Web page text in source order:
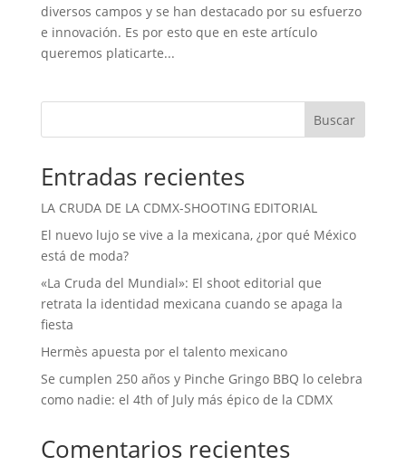
diversos campos y se han destacado por su esfuerzo
e innovación. Es por esto que en este artículo
queremos platicarte...
Buscar
Entradas recientes
LA CRUDA DE LA CDMX-SHOOTING EDITORIAL
El nuevo lujo se vive a la mexicana, ¿por qué México
está de moda?
«La Cruda del Mundial»: El shoot editorial que
retrata la identidad mexicana cuando se apaga la
fiesta
Hermès apuesta por el talento mexicano
Se cumplen 250 años y Pinche Gringo BBQ lo celebra
como nadie: el 4th of July más épico de la CDMX
Comentarios recientes